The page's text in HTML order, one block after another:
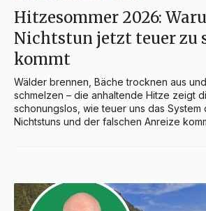
Hitzesommer 2026:
Nichtstun jetzt teuer zu
kommt
Wälder brennen, Bäche trocknen aus
schmelzen – die anhaltende Hitze zeigt
schonungslos, wie teuer uns das System
Nichtstuns und der falschen Anreize